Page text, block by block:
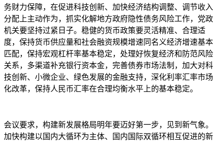
务财力保障，在促进科技创新、加快经济结构调整、调节收入
分配上主动作为，抓实化解地方政府隐性债务风险工作，党政
机关要坚持过紧日子。稳健的货币政策要灵活精准、合理适
度，保持货币供应量和社会融资规模增速同名义经济增速基本
匹配，保持宏观杠杆率基本稳定，处理好恢复经济和防范风险
关系，多渠道补充银行资本金，完善债券市场法制，加大对科
技创新、小微企业、绿色发展的金融支持，深化利率汇率市场
化改革，保持人民币汇率在合理均衡水平上的基本稳定。
会议要求，构建新发展格局明年要迈好第一步，见到新气象。
加快构建以国内大循环为主体、国内国际双循环相互促进的新